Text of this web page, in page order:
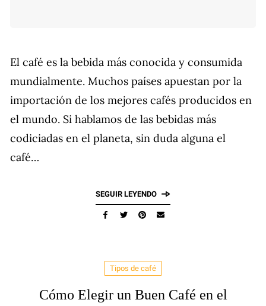
El café es la bebida más conocida y consumida
mundialmente. Muchos países apuestan por la
importación de los mejores cafés producidos en
el mundo. Si hablamos de las bebidas más
codiciadas en el planeta, sin duda alguna el
café…
SEGUIR LEYENDO
Tipos de café
Cómo Elegir un Buen Café en el